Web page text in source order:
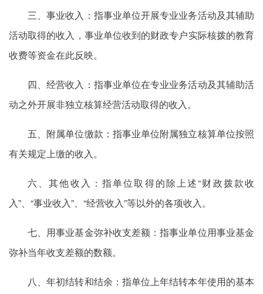
三、事业收入：指事业单位开展专业业务活动及其辅助
活动取得的收入，事业单位收到的财政专户实际核拨的教育
收费等资金在此反映。
四、经营收入：指事业单位在专业业务活动及其辅助活
动之外开展非独立核算经营活动取得的收入。
五、附属单位缴款：指事业单位附属独立核算单位按照
有关规定上缴的收入。
六、其他收入：指单位取得的除上述“财政拨款收
入”、“事业收入”、“经营收入”等以外的各项收入。
七、用事业基金弥补收支差额：指事业单位用事业基金
弥补当年收支差额的数额。
八、年初结转和结余：指单位上年结转本年使用的基本